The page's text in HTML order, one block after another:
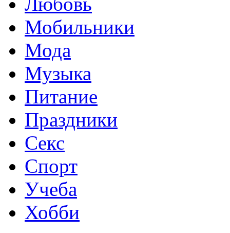
Мобильники
Мода
Музыка
Питание
Праздники
Секс
Спорт
Учеба
Хобби